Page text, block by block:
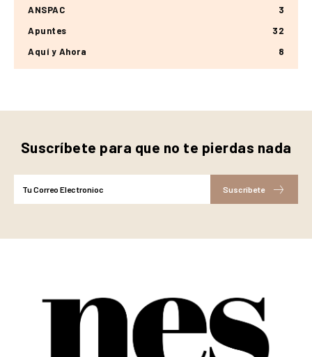
ANSPAC
3
Apuntes
32
Aquí y Ahora
8
Suscríbete para que no te pierdas nada
Suscríbete